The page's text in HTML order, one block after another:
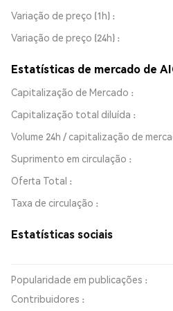
Variação de preço (1h)
Variação de preço (24h)
Estatísticas de mercado de
Capitalização de Mercado
Capitalização total diluída
Volume 24h / capitalização de
Suprimento em circulação
Oferta Total
Taxa de circulação
Estatísticas sociais
Popularidade em publicações :
Contribuidores :